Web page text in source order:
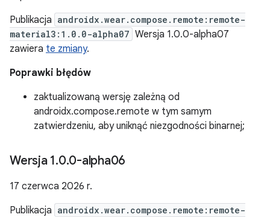
Publikacja androidx.wear.compose.remote:remote-
material3:1.0.0-alpha07 Wersja 1.0.0-alpha07
zawiera te zmiany.
Poprawki błędów
zaktualizowaną wersję zależną od
androidx.compose.remote w tym samym
zatwierdzeniu, aby uniknąć niezgodności binarnej;
Wersja 1.0.0-alpha06
17 czerwca 2026 r.
Publikacja androidx.wear.compose.remote:remote-